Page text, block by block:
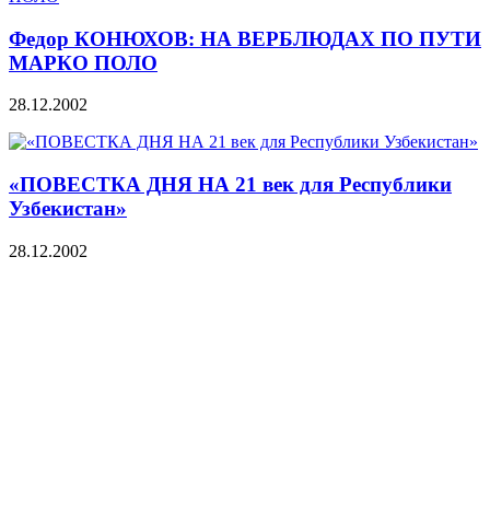
Федор КОНЮХОВ: НА ВЕРБЛЮДАХ ПО ПУТИ
МАРКО ПОЛО
28.12.2002
«ПОВЕСТКА ДНЯ НА 21 век для Республики
Узбекистан»
28.12.2002